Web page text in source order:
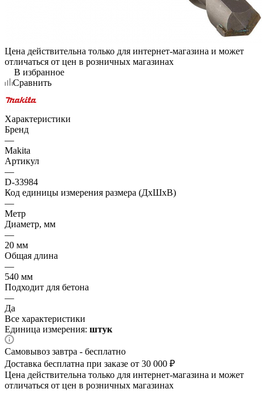
Цена действительна только для интернет-магазина и может
отличаться от цен в розничных магазинах
В избранное
Сравнить
Характеристики
Бренд
—
Makita
Артикул
—
D-33984
Код единицы измерения размера (ДхШхВ)
—
Метр
Диаметр, мм
—
20 мм
Общая длина
—
540 мм
Подходит для бетона
—
Да
Все характеристики
Единица измерения: штук
Самовывоз завтра - бесплатно
Доставка бесплатна при заказе от 30 000 ₽
Цена действительна только для интернет-магазина и может
отличаться от цен в розничных магазинах